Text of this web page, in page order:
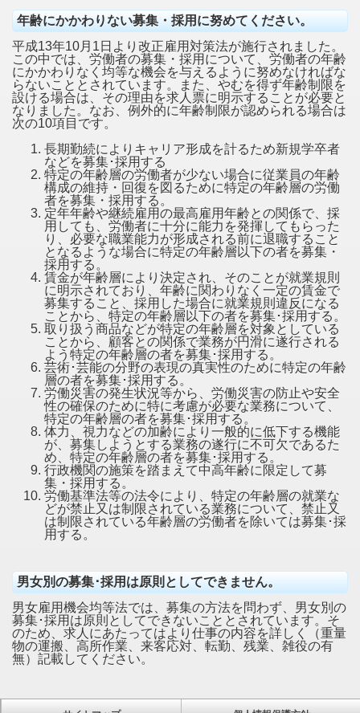
年齢にかかわりない募集・採用に努めてください。
平成13年10月1日より改正雇用対策法が施行されました。
この中では、労働者の募集・採用について、労働者の年齢
にかかわりなく均等な機会を与えるように努めなければな
らないこととされています。また、やむを得ず年齢制限を
設ける場合は、その理由を求人票に明示することが必要と
なりました。なお、例外的に年齢制限が認められる場合は
次の10項目です。
長期勤続によりキャリア形成を計るため新規学卒者
などを募集･採用する
特定の年齢層の労働者が少ない場合に従業員の年齢
構成の維持・回復を図るために特定の年齢層の労働
者を募集・採用する。
定年年齢や継続雇用の最高雇用年齢との関係で、採
用しても、労働者に十分に能力を発揮してもらった
り、必要な職業能力が形成される前に退職すること
となるような場合に特定の年齢層以下の者を募集・
採用する。
賃金が年齢層により決定され、そのことが就業規則
に明示されており、年齢に関わりなく一定の賃金で
募集すること、採用した場合に就業規則違反になる
ことから、特定の年齢層以下の者を募集･採用する。
取り扱う商品などが特定の年齢層を対象としている
ことから、顧客との関係で業務が円滑に遂行される
よう特定の年齢層の者を募集･採用する。
芸術･芸能の分野の表現の真実性のために特定の年齢
層の者を募集･採用する。
労働災害の発生状況等から、労働災害の防止や安全
性の確保のために特に考慮が必要な業務について、
特定の年齢層の者を募集･採用する。
体力、視力などの加齢により一般的に低下する機能
が、募集しようとする業務の遂行に不可欠であるた
め、特定の年齢層の者を募集･採用する。
行政機関の施策を踏まえて中高年齢に限定して募
集・採用する。
労働基準法等の法令により、特定の年齢層の就業な
どが禁止又は制限されている業務について、禁止又
は制限されている年齢層の労働者を除いては募集･採
用する。
男女別の募集･採用は原則としてできません。
男女雇用機会均等法では、募集の方法を問わず、男女別の
募集･採用は原則としてできないこととされています。そ
のため、求人にあたってはより仕事の内容を詳しく（重量
物の運搬、高所作業、来客応対、転勤、残業、雑役の有
無）記載してください。